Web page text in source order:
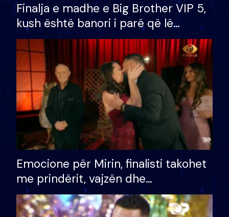
Finalja e madhe e Big Brother VIP 5,
kush është banori i parë që lë
shtëpinë dhe humb mundësinë për
të fituar çmimin e madh
Emocione për Mirin, finalisti takohet
me prindërit, vajzën dhe
bashkëshorten: S’kemi ndonjë letër
divorci apo jo?